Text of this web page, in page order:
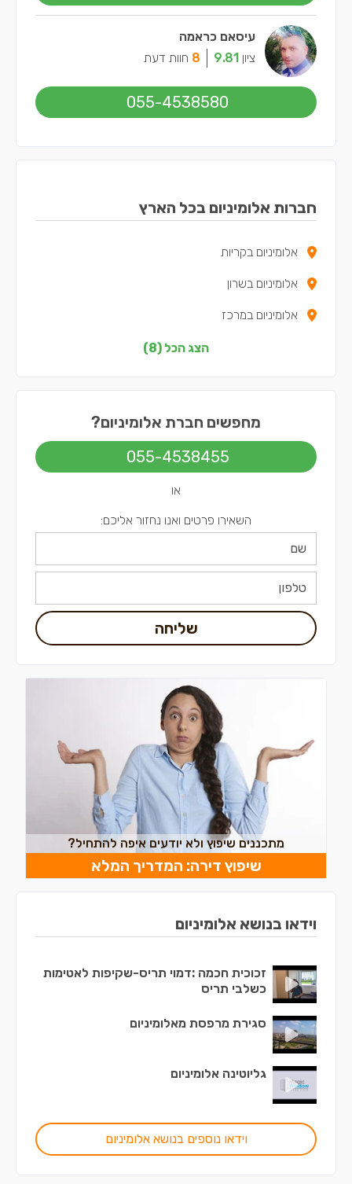
עיסאם כראמה
ציון 9.81
8 חוות דעת
055-4538580
חברות אלומיניום בכל הארץ
אלומיניום בקריות
אלומיניום בשרון
אלומיניום במרכז
אלומיניום בדרום
אלומיניום בירושלים
אלומיניום בתל אביב
הצג הכל (8)
מחפשים חברת אלומיניום?
055-4538455
או
השאירו פרטים ואנו נחזור אליכם:
שליחה
מתכננים שיפוץ ולא יודעים איפה להתחיל?
שיפוץ דירה: המדריך המלא
וידאו בנושא אלומיניום
זכוכית חכמה :דמוי תריס-שקיפות לאטימות
כשלבי תריס
סגירת מרפסת מאלומיניום
גליוטינה אלומיניום
וידאו נוספים בנושא אלומיניום